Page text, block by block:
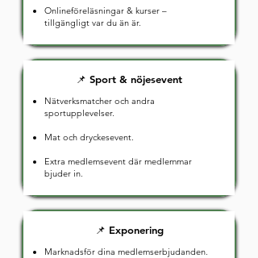
Onlineföreläsningar & kurser –
tillgängligt var du än är.
📌 Sport & nöjesevent
Nätverksmatcher och andra
sportupplevelser.
Mat och dryckesevent.
Extra medlemsevent där medlemmar
bjuder in.
📌 Exponering
Marknadsför dina medlemserbjudanden.